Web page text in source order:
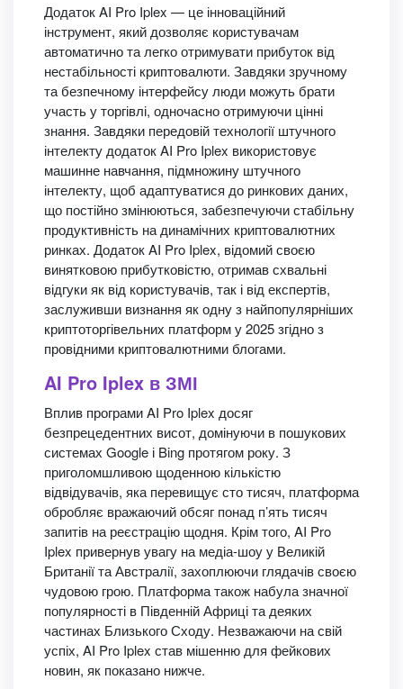
Додаток AI Pro Iplex — це інноваційний
інструмент, який дозволяє користувачам
автоматично та легко отримувати прибуток від
нестабільності криптовалюти. Завдяки зручному
та безпечному інтерфейсу люди можуть брати
участь у торгівлі, одночасно отримуючи цінні
знання. Завдяки передовій технології штучного
інтелекту додаток AI Pro Iplex використовує
машинне навчання, підмножину штучного
інтелекту, щоб адаптуватися до ринкових даних,
що постійно змінюються, забезпечуючи стабільну
продуктивність на динамічних криптовалютних
ринках. Додаток AI Pro Iplex, відомий своєю
винятковою прибутковістю, отримав схвальні
відгуки як від користувачів, так і від експертів,
заслуживши визнання як одну з найпопулярніших
криптоторгівельних платформ у 2025 згідно з
провідними криптовалютними блогами.
AI Pro Iplex в ЗМІ
Вплив програми AI Pro Iplex досяг
безпрецедентних висот, домінуючи в пошукових
системах Google і Bing протягом року. З
приголомшливою щоденною кількістю
відвідувачів, яка перевищує сто тисяч, платформа
обробляє вражаючий обсяг понад п’ять тисяч
запитів на реєстрацію щодня. Крім того, AI Pro
Iplex привернув увагу на медіа-шоу у Великій
Британії та Австралії, захоплюючи глядачів своєю
чудовою грою. Платформа також набула значної
популярності в Південній Африці та деяких
частинах Близького Сходу. Незважаючи на свій
успіх, AI Pro Iplex став мішенню для фейкових
новин, як показано нижче.